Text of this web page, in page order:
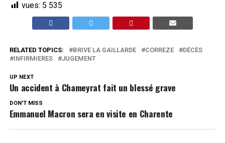
vues: 5 535
RELATED TOPICS: BRIVE LA GAILLARDE CORREZE
DÉCÈS
INFIRMIERES
JUGEMENT
UP NEXT
Un accident à Chameyrat fait un blessé grave
DON'T MISS
Emmanuel Macron sera en visite en Charente